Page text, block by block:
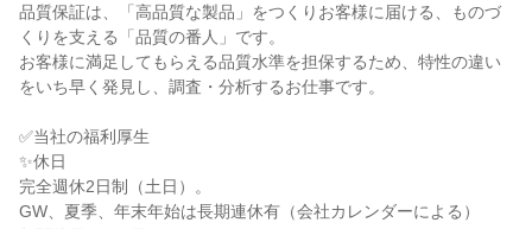
品質保証は、「高品質な製品」をつくりお客様に届ける、ものづ
くりを支える「品質の番人」です。
お客様に満足してもらえる品質水準を担保するため、特性の違い
をいち早く発見し、調査・分析するお仕事です。
✅当社の福利厚生
✨休日
完全週休2日制（土日）。
GW、夏季、年末年始は長期連休有（会社カレンダーによる）